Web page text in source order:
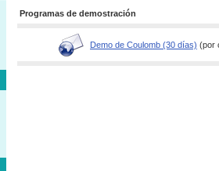
Programas de demostración
Demo de Coulomb (30 días) (por